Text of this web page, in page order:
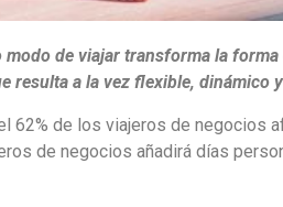
de viajar transforma la
resulta a la vez flexible, dinámico
62% de los viajeros de negocios
de negocios añadirá días